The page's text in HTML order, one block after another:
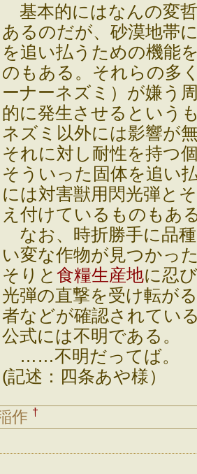
基本的にはなんの変
あるのだが、砂漠地帯
を追い払うための機能
のもある。それらの多
ーナーネズミ）が嫌う
的に発生させるという
ネズミ以外には影響が
それに対し耐性を持つ
そういった固体を追い
には対害獣用閃光弾と
え付けているものもあ
なお、時折勝手に品
い変な作物が見つかっ
そりと食糧生産地に忍
光弾の直撃を受け転が
者などが確認されてい
公式には不明である。
……不明だってば。
(記述：四条あや様）
作 †